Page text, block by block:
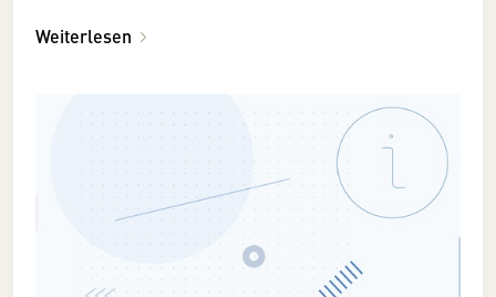
Weiterlesen